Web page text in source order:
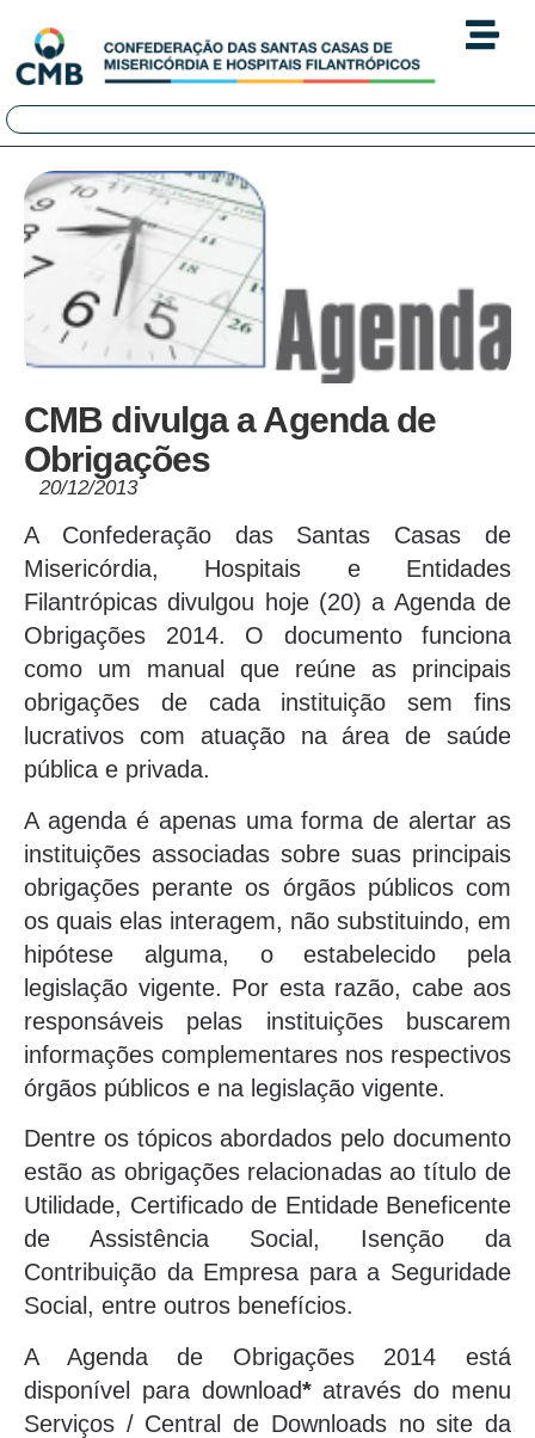
CMB divulga a Agenda de
Obrigações
20/12/2013
A Confederação das Santas Casas de
Misericórdia, Hospitais e Entidades
Filantrópicas divulgou hoje (20) a Agenda de
Obrigações 2014. O documento funciona
como um manual que reúne as principais
obrigações de cada instituição sem fins
lucrativos com atuação na área de saúde
pública e privada.
A agenda é apenas uma forma de alertar as
instituições associadas sobre suas principais
obrigações perante os órgãos públicos com
os quais elas interagem, não substituindo, em
hipótese alguma, o estabelecido pela
legislação vigente. Por esta razão, cabe aos
responsáveis pelas instituições buscarem
informações complementares nos respectivos
órgãos públicos e na legislação vigente.
Dentre os tópicos abordados pelo documento
estão as obrigações relacionadas ao título de
Utilidade, Certificado de Entidade Beneficente
de Assistência Social, Isenção da
Contribuição da Empresa para a Seguridade
Social, entre outros benefícios.
A Agenda de Obrigações 2014 está
disponível para download*através do menu
Serviços / Central de Downloads no site da